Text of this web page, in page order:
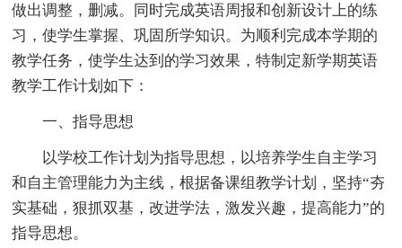
做出调整，删减。同时完成英语周报和创新设计上的练
习，使学生掌握、巩固所学知识。为顺利完成本学期的
教学任务，使学生达到的学习效果，特制定新学期英语
教学工作计划如下：
一、指导思想
以学校工作计划为指导思想，以培养学生自主学习
和自主管理能力为主线，根据备课组教学计划，坚持“夯
实基础，狠抓双基，改进学法，激发兴趣，提高能力”的
指导思想。